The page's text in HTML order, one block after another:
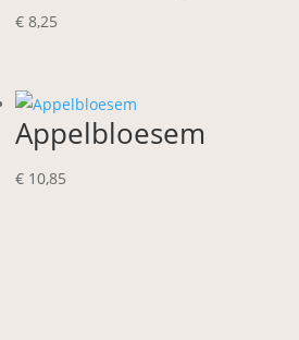
€ 8,25
Appelbloesem
€ 10,85